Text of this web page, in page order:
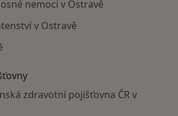
nemoci v Ostravě
v Ostravě
zdravotní pojišťovna ČR v